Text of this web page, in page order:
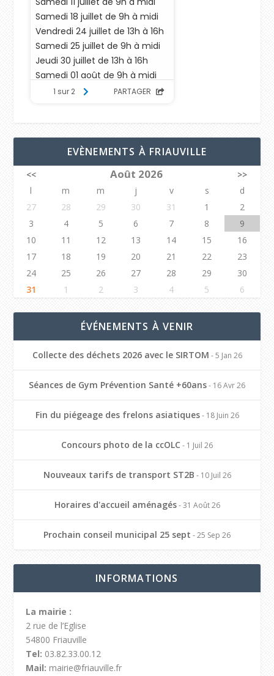
EVÈNEMENTS À FRIAUVILLE
<< Août 2026
>>
l
m m j v s
d
27
28 29 30 31 1
2
3
4 5 6 7 8
9
10
11 12 13 14 15
16
17
18 19 20 21 22
23
24
25 26 27 28 29
30
31
1 2 3 4 5 6
ÉVÉNEMENTS À VENIR
Collecte des déchets 2026 avec le SIRTOM - 5 Jan 26
Séances de Gym Prévention Santé +60ans- 16 Avr 26
Fin du piégeage des frelons asiatiques- 18 Juin 26
Concours photo de la ccOLC - 1 Juil 26
Nouveaux tarifs de transport ST2B - 10 Juil 26
Horaires d'accueil aménagés- 31 Août 26
Prochain conseil municipal 25 sept - 25 Sep 26
INFORMATIONS
La mairie :
2 rue de l’Eglise
54800 Friauville
Tel: 03.82.33.00.12
Mail: mairie@friauville.fr